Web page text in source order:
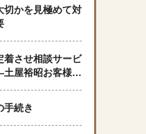
切かを見極めて対
着させ相談サービ
屋裕昭お客様相
手続き